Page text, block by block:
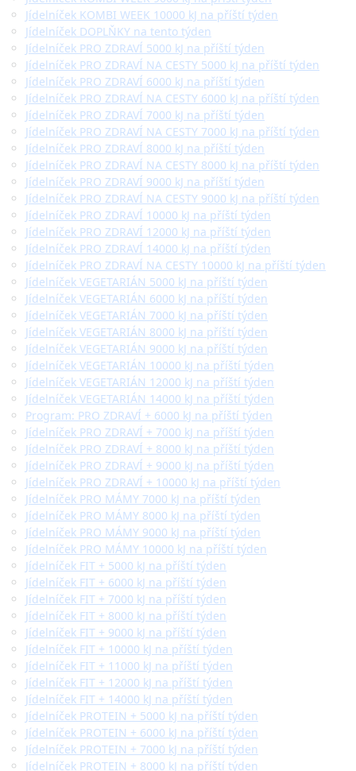
Jídelníček KOMBI WEEK 10000 kJ na příští týden
Jídelníček DOPLŇKY na tento týden
Jídelníček PRO ZDRAVÍ 5000 kJ na příští týden
Jídelníček PRO ZDRAVÍ NA CESTY 5000 kJ na příští týden
Jídelníček PRO ZDRAVÍ 6000 kJ na příští týden
Jídelníček PRO ZDRAVÍ NA CESTY 6000 kJ na příští týden
Jídelníček PRO ZDRAVÍ 7000 kJ na příští týden
Jídelníček PRO ZDRAVÍ NA CESTY 7000 kJ na příští týden
Jídelníček PRO ZDRAVÍ 8000 kJ na příští týden
Jídelníček PRO ZDRAVÍ NA CESTY 8000 kJ na příští týden
Jídelníček PRO ZDRAVÍ 9000 kJ na příští týden
Jídelníček PRO ZDRAVÍ NA CESTY 9000 kJ na příští týden
Jídelníček PRO ZDRAVÍ 10000 kJ na příští týden
Jídelníček PRO ZDRAVÍ 12000 kJ na příští týden
Jídelníček PRO ZDRAVÍ 14000 kJ na příští týden
Jídelníček PRO ZDRAVÍ NA CESTY 10000 kJ na příští týden
Jídelníček VEGETARIÁN 5000 kJ na příští týden
Jídelníček VEGETARIÁN 6000 kJ na příští týden
Jídelníček VEGETARIÁN 7000 kJ na příští týden
Jídelníček VEGETARIÁN 8000 kJ na příští týden
Jídelníček VEGETARIÁN 9000 kJ na příští týden
Jídelníček VEGETARIÁN 10000 kJ na příští týden
Jídelníček VEGETARIÁN 12000 kJ na příští týden
Jídelníček VEGETARIÁN 14000 kJ na příští týden
Program: PRO ZDRAVÍ + 6000 kJ na příští týden
Jídelníček PRO ZDRAVÍ + 7000 kJ na příští týden
Jídelníček PRO ZDRAVÍ + 8000 kJ na příští týden
Jídelníček PRO ZDRAVÍ + 9000 kJ na příští týden
Jídelníček PRO ZDRAVÍ + 10000 kJ na příští týden
Jídelníček PRO MÁMY 7000 kJ na příští týden
Jídelníček PRO MÁMY 8000 kJ na příští týden
Jídelníček PRO MÁMY 9000 kJ na příští týden
Jídelníček PRO MÁMY 10000 kJ na příští týden
Jídelníček FIT + 5000 kJ na příští týden
Jídelníček FIT + 6000 kJ na příští týden
Jídelníček FIT + 7000 kJ na příští týden
Jídelníček FIT + 8000 kJ na příští týden
Jídelníček FIT + 9000 kJ na příští týden
Jídelníček FIT + 10000 kJ na příští týden
Jídelníček FIT + 11000 kJ na příští týden
Jídelníček FIT + 12000 kJ na příští týden
Jídelníček FIT + 14000 kJ na příští týden
Jídelníček PROTEIN + 5000 kJ na příští týden
Jídelníček PROTEIN + 6000 kJ na příští týden
Jídelníček PROTEIN + 7000 kJ na příští týden
Jídelníček PROTEIN + 8000 kJ na příští týden